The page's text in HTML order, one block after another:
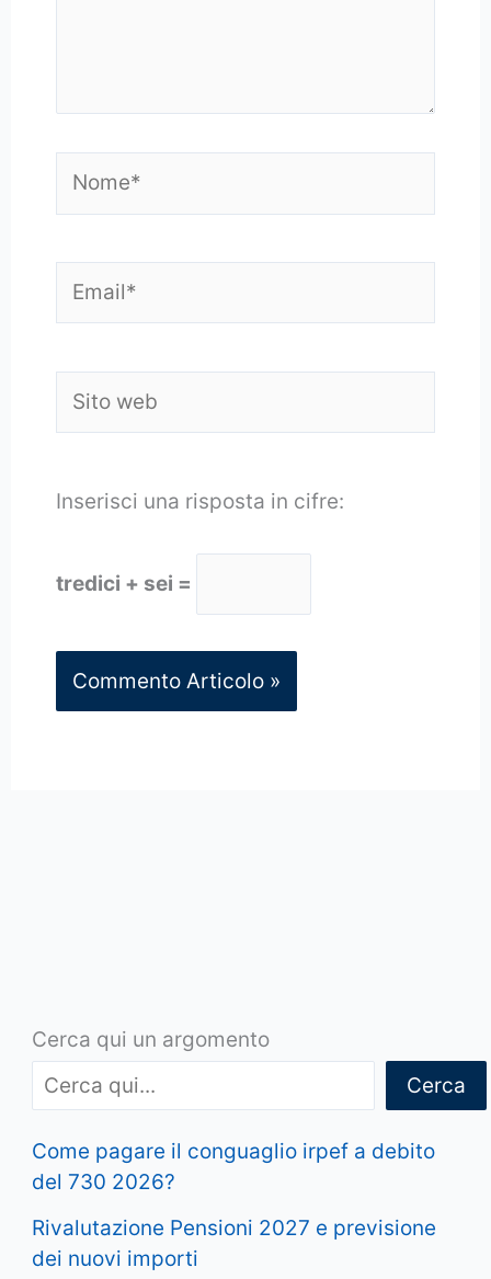
web
Inserisci una risposta in cifre:
tredici + sei =
Cerca qui un argomento
Cerca
Come pagare il conguaglio irpef a debito
del 730 2026?
Rivalutazione Pensioni 2027 e previsione
dei nuovi importi